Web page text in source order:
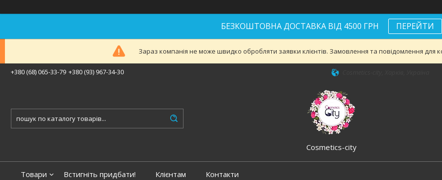
БЕЗКОШТОВНА ДОСТАВКА ВІД 4500 ГРН ПЕРЕЙТИ
Зараз компанія не може швидко обробляти заявки клієнтів. Замовлення та повідомлення для
+380 (68) 065-33-79 +380 (93) 967-34-30
Cosmetics-city
Товари Встигніть придбати! Клієнтам Контакти